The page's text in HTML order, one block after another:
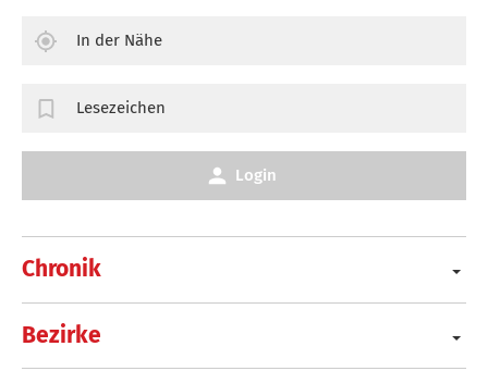
Chronik
Bezirke
In der Nähe
Lesezeichen
Login